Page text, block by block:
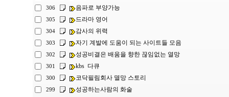
306 음파로 부양가능
305 드라마 영어
304 감사의 위력
303 자기 계발에 도움이 되는 사이트들 모음
302 성공비결은 배움을 향한 끊임없는 열망
301 kbs 다큐
300 코닥필림회사 멸망 스토리
299 성공하는사람의 화술